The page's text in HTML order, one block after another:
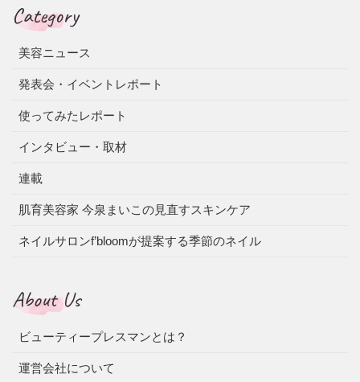
Category
美容ニュース
発表会・イベントレポート
使ってみたレポート
インタビュー・取材
連載
肌育美容家 今泉まいこの見直すスキンケア
ネイルサロンf’bloomが提案する季節のネイル
About Us
ビューティープレスマンとは？
運営会社について